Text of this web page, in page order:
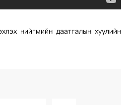
нийгмийн даатгалын хуулийн